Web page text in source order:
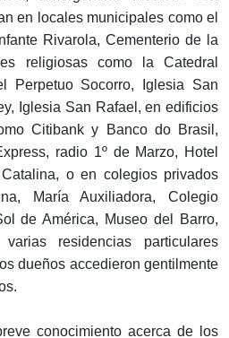
en locales municipales como el
Rivarola, Cementerio de la
religiosas como la Catedral
Perpetuo Socorro, Iglesia San
Iglesia San Rafael, en edificios
Citibank y Banco do Brasil,
radio 1º de Marzo, Hotel
o en colegios privados
María Auxiliadora, Colegio
de América, Museo del Barro,
residencias particulares
dueños accedieron gentilmente
conocimiento acerca de los